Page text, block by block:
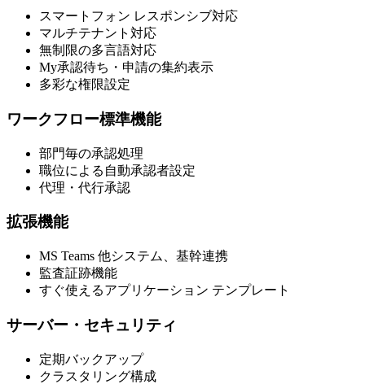
スマートフォン レスポンシブ対応
マルチテナント対応
無制限の多言語対応
My承認待ち・申請の集約表示
多彩な権限設定
ワークフロー標準機能
部門毎の承認処理
職位による自動承認者設定
代理・代行承認
拡張機能
MS Teams 他システム、基幹連携
監査証跡機能
すぐ使えるアプリケーション テンプレート
サーバー・セキュリティ
定期バックアップ
クラスタリング構成